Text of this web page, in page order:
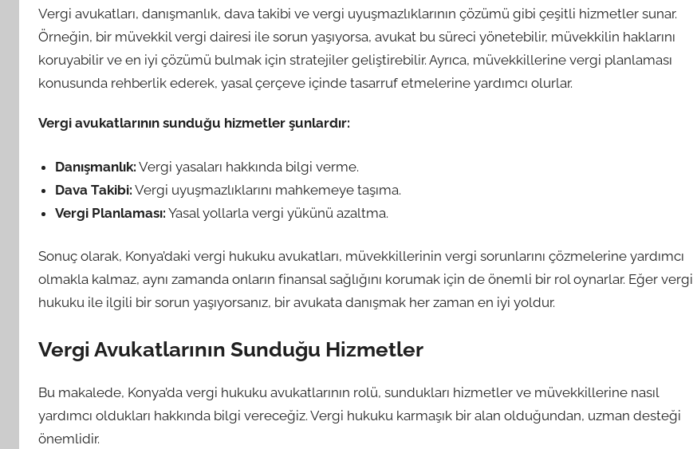
Vergi avukatları, danışmanlık, dava takibi ve vergi uyuşmazlıklarının çözümü gibi çeşitli hizmetler sunar.
Örneğin, bir müvekkil vergi dairesi ile sorun yaşıyorsa, avukat bu süreci yönetebilir, müvekkilin haklarını
koruyabilir ve en iyi çözümü bulmak için stratejiler geliştirebilir. Ayrıca, müvekkillerine vergi planlaması
konusunda rehberlik ederek, yasal çerçeve içinde tasarruf etmelerine yardımcı olurlar.
Vergi avukatlarının sunduğu hizmetler şunlardır:
Danışmanlık: Vergi yasaları hakkında bilgi verme.
Dava Takibi: Vergi uyuşmazlıklarını mahkemeye taşıma.
Vergi Planlaması: Yasal yollarla vergi yükünü azaltma.
Sonuç olarak, Konya’daki vergi hukuku avukatları, müvekkillerinin vergi sorunlarını çözmelerine yardımcı
olmakla kalmaz, aynı zamanda onların finansal sağlığını korumak için de önemli bir rol oynarlar. Eğer vergi
hukuku ile ilgili bir sorun yaşıyorsanız, bir avukata danışmak her zaman en iyi yoldur.
Vergi Avukatlarının Sunduğu Hizmetler
Bu makalede, Konya’da vergi hukuku avukatlarının rolü, sundukları hizmetler ve müvekkillerine nasıl
yardımcı oldukları hakkında bilgi vereceğiz. Vergi hukuku karmaşık bir alan olduğundan, uzman desteği
önemlidir.